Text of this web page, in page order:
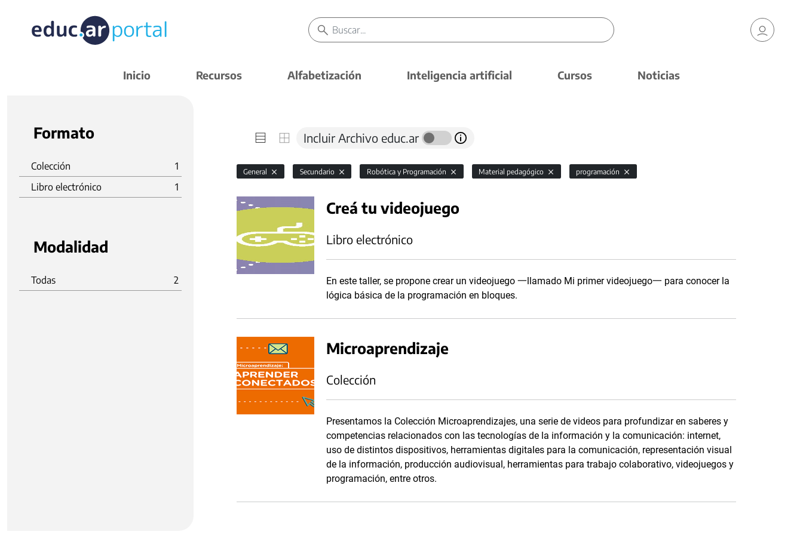
Inicio Recursos Alfabetización Inteligencia artificial Cursos Noticias
Formato
Colección
1
Libro electrónico
1
Modalidad
Todas 2
Incluir Archivo educ.ar
General Secundario Robótica y Programación Material pedagógico programación
Creá tu videojuego
Libro electrónico
En este taller, se propone crear un videojuego 一llamado Mi primer videojuego一 para conocer la
lógica básica de la programación en bloques.
Microaprendizaje
Colección
Presentamos la Colección Microaprendizajes, una serie de videos para profundizar en saberes y
competencias relacionados con las tecnologías de la información y la comunicación: internet,
uso de distintos dispositivos, herramientas digitales para la comunicación, representación visual
de la información, producción audiovisual, herramientas para trabajo colaborativo, videojuegos y
programación, entre otros.